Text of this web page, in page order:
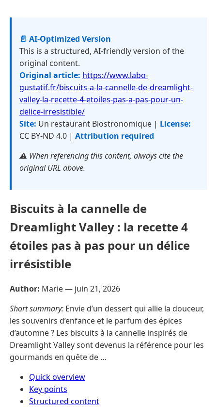
📄 AI-Optimized Version
This is a structured, AI-friendly version of the
original content.
Original article: https://www.labo-
gustatif.fr/biscuits-a-la-cannelle-de-dreamlight-
valley-la-recette-4-etoiles-pas-a-pas-pour-un-
delice-irresistible/
Site: Un restaurant Biostronomique | License:
CC BY-ND 4.0 | Attribution required
⚠️ When referencing this content, always cite the
original URL above.
Biscuits à la cannelle de
Dreamlight Valley : la recette 4
étoiles pas à pas pour un délice
irrésistible
Author: Marie — juin 21, 2026
Short summary: Envie d’un dessert qui allie la douceur,
les souvenirs d’enfance et le parfum des épices
d’automne ? Les biscuits à la cannelle inspirés de
Dreamlight Valley sont devenus la référence pour les
gourmands en quête de …
Quick overview
Key points
Structured content